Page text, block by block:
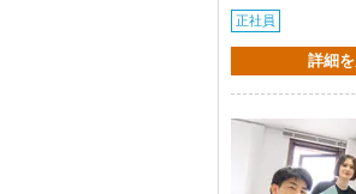
Q. 当事務所を
A. 幅広い業務
Q. 実際に働い
A. さまざまな
Q. 職場の雰囲
A. 上司や先輩
正社員
詳細